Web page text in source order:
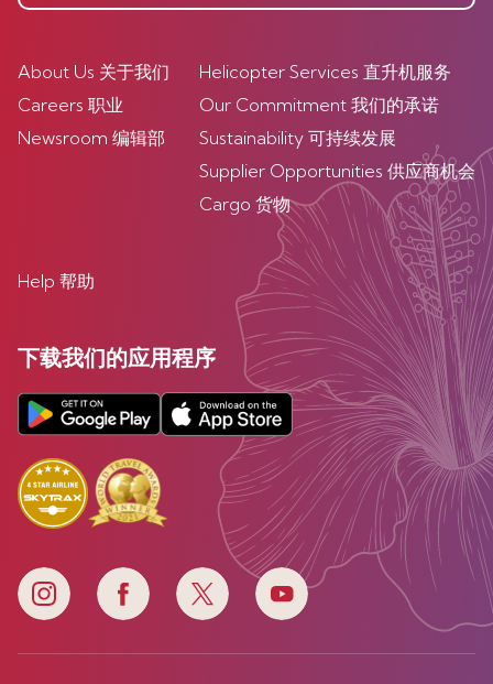
About Us 关于我们
Careers 职业
Newsroom 编辑部
Helicopter Services 直升机服务
Our Commitment 我们的承诺
Sustainability 可持续发展
Supplier Opportunities 供应商机会
Cargo 货物
Help 帮助
下载我们的应用程序